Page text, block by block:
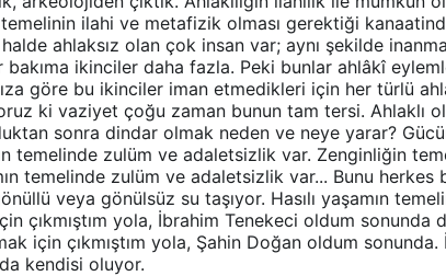
ilahi ve metafizik olması gerektiği
ahlaksız olan çok insan var; aynı şekilde
ikinciler daha fazla. Peki bunlar ahlâkî
göre bu ikinciler iman etmedikleri için her türlü
ki vaziyet çoğu zaman bunun tam tersi. Ahlaklı
sonra dindar olmak neden ve neye yarar?
temelinde zulüm ve adaletsizlik var. Zenginliğin
temelinde zulüm ve adaletsizlik var... Bunu
veya gönülsüz su taşıyor. Hasılı yaşamın
çıkmıştım yola, İbrahim Tenekeci oldum sonunda
için çıkmıştım yola, Şahin Doğan oldum
kendisi oluyor.